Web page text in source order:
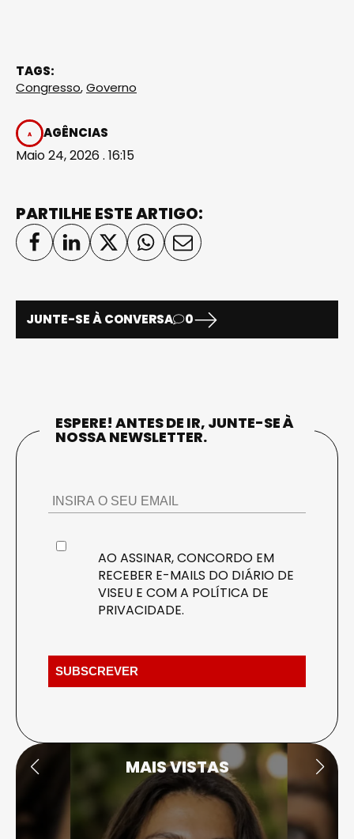
TAGS:
Congresso,Governo
AGÊNCIAS
Maio 24, 2026 . 16:15
PARTILHE ESTE ARTIGO:
JUNTE-SE À CONVERSA 0
ESPERE! ANTES DE IR, JUNTE-SE À
NOSSA NEWSLETTER.
AO ASSINAR, CONCORDO EM
RECEBER E-MAILS DO DIÁRIO DE
VISEU E COM A POLÍTICA DE
PRIVACIDADE.
MAIS VISTAS